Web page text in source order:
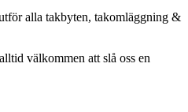
alla takbyten, takomläggning &
välkommen att slå oss en